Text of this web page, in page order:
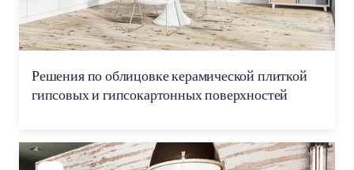
Решения по облицовке керамической плиткой
гипсовых и гипсокартонных поверхностей